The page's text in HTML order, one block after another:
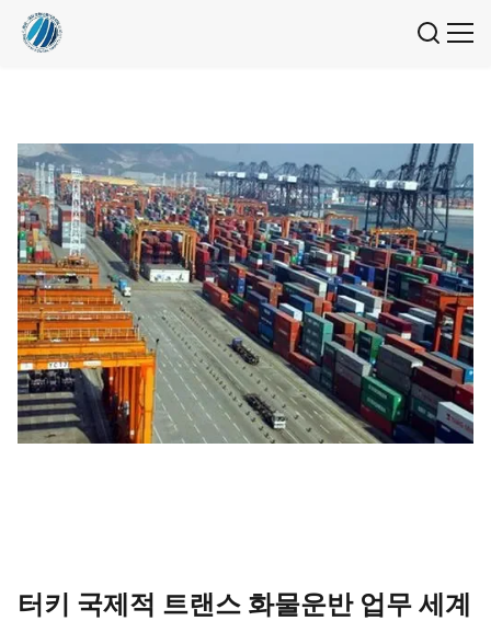
터키 국제적 트랜스 화물운반 업무 세계